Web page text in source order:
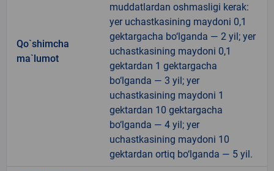
Qo`shimcha
ma`lumot
muddatlardan oshmasligi kerak:
yer uchastkasining maydoni 0,1
gektargacha bo‘lganda — 2 yil; yer
uchastkasining maydoni 0,1
gektardan 1 gektargacha
bo‘lganda — 3 yil; yer
uchastkasining maydoni 1
gektardan 10 gektargacha
bo‘lganda — 4 yil; yer
uchastkasining maydoni 10
gektardan ortiq bo‘lganda — 5 yil.